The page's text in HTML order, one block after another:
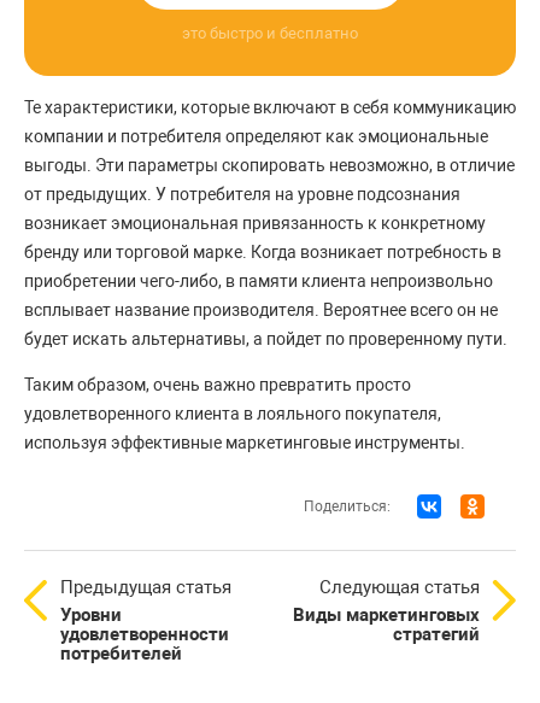
это быстро и бесплатно
Те характеристики, которые включают в себя коммуникацию
компании и потребителя определяют как эмоциональные
выгоды. Эти параметры скопировать невозможно, в отличие
от предыдущих. У потребителя на уровне подсознания
возникает эмоциональная привязанность к конкретному
бренду или торговой марке. Когда возникает потребность в
приобретении чего-либо, в памяти клиента непроизвольно
всплывает название производителя. Вероятнее всего он не
будет искать альтернативы, а пойдет по проверенному пути.
Таким образом, очень важно превратить просто
удовлетворенного клиента в лояльного покупателя,
используя эффективные маркетинговые инструменты.
Поделиться:
Предыдущая статья
Уровни
удовлетворенности
потребителей
Следующая статья
Виды маркетинговых
стратегий